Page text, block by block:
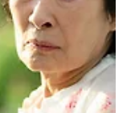
조직 내에서 무시를 받
론가 사라지고 마음조